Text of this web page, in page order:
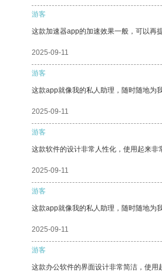
游客
这款加速器app的加速效果一般，可以再
2025-09-11
游客
这款app就像我的私人助理，随时随地为
2025-09-11
游客
这款软件的设计非常人性化，使用起来非
2025-09-11
游客
这款app就像我的私人助理，随时随地为
2025-09-11
游客
这款办公软件的界面设计非常简洁，使用